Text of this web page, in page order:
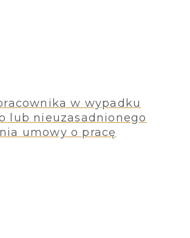
w wypadku
lub nieuzasadnionego
umowy o pracę